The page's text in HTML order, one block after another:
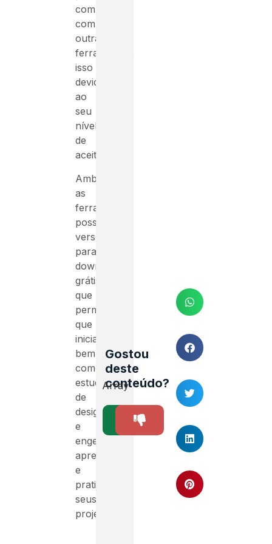
compatíveis
com
outras
ferramentas,
isso
devido
ao
seu
nível
de
aceitação.
Ambas
as
ferramentas
possuem
versões
para
download
grátis
que
permite
que
iniciantes,
bem
como
estudantes
de
design
e
engenharia
aprendam
e
pratiquem
seus
projetos.
Gostou
deste
conteúdo?
Array